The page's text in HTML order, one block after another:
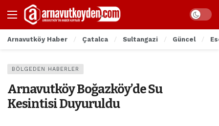
Arnavutköy Haber Çatalca Sultangazi Güncel
BÖLGEDEN HABERLER
Arnavutköy Boğazköy’de Su
Kesintisi Duyuruldu